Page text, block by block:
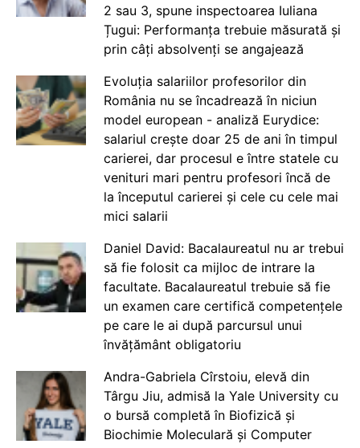
2 sau 3, spune inspectoarea Iuliana
Țugui: Performanța trebuie măsurată și
prin câți absolvenți se angajează
Evoluția salariilor profesorilor din
România nu se încadrează în niciun
model european - analiză Eurydice:
salariul crește doar 25 de ani în timpul
carierei, dar procesul e între statele cu
venituri mari pentru profesori încă de
la începutul carierei și cele cu cele mai
mici salarii
Daniel David: Bacalaureatul nu ar trebui
să fie folosit ca mijloc de intrare la
facultate. Bacalaureatul trebuie să fie
un examen care certifică competențele
pe care le ai după parcursul unui
învățământ obligatoriu
Andra-Gabriela Cîrstoiu, elevă din
Târgu Jiu, admisă la Yale University cu
o bursă completă în Biofizică și
Biochimie Moleculară și Computer